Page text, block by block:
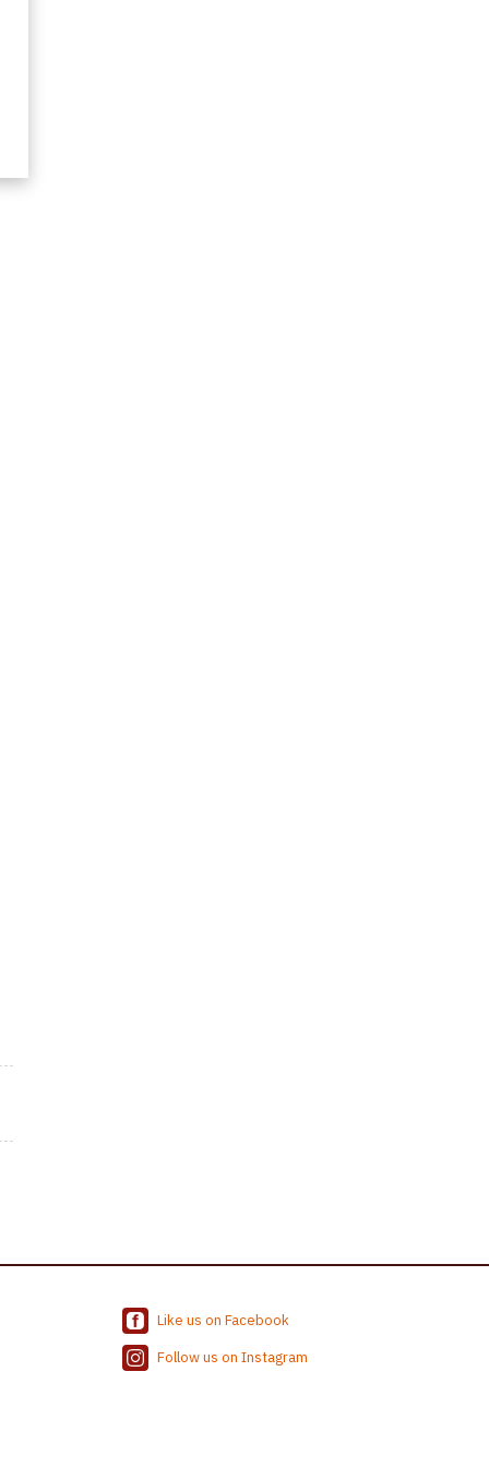
Like us on Facebook
Follow us on Instagram